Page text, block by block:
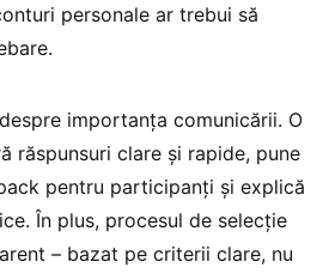
personale ar trebui să
importanța comunicării. O
răspunsuri clare și rapide, pune
pentru participanți și explică
În plus, procesul de selecție
– bazat pe criterii clare, nu